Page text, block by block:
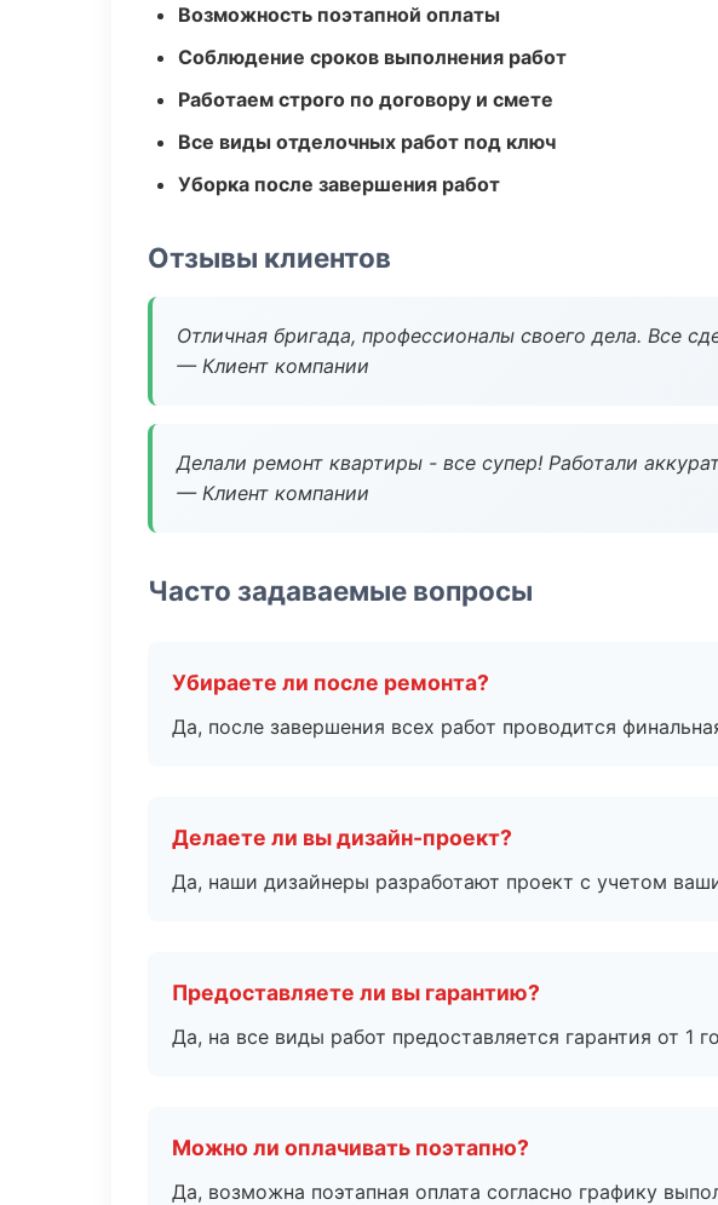
Возможность поэтапной оплаты
Соблюдение сроков выполнения работ
Работаем строго по договору и смете
Все виды отделочных работ под ключ
Уборка после завершения работ
Отзывы клиентов
Отличная бригада, профессионалы своего дела. Все
— Клиент компании
Делали ремонт квартиры - все супер! Работали
— Клиент компании
Часто задаваемые вопросы
Убираете ли после ремонта?
Да, после завершения всех работ проводится
Делаете ли вы дизайн-проект?
Да, наши дизайнеры разработают проект с учетом
Предоставляете ли вы гарантию?
Да, на все виды работ предоставляется гарантия от 1
Можно ли оплачивать поэтапно?
Да, возможна поэтапная оплата согласно графику